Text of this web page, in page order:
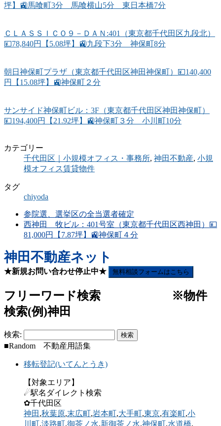
坪】🚉馬喰町3分 馬喰横山5分 東日本橋7分
ＣＬＡＳＳＩＣＯ９－ＤＡＮ:401（東京都千代田区九段北）
💴78,840円【5.08坪】🚉九段下3分 神保町8分
朝日神保町プラザ（東京都千代田区神田神保町）💴140,400
円【15.08坪】🚉神保町２分
サンサイド神保町ビル：3F（東京都千代田区神田神保町）
💴194,400円【21.92坪】🚉神保町３分 小川町10分
カテゴリー
千代田区｜小規模オフィス・事務所, 神田不動産, 小規
模オフィス賃貸物件
タグ
chiyoda
参院選、選挙区の全当選者確定
西神田 牧ビル：401号室（東京都千代田区西神田）💴
81,000円【7.87坪】🚉神保町４分
神田不動産ネット
★新規お問い合わせ停止中★ 無料相談フォームはこちら
フリーワード検索 ※物件
検索(例)神田
検索:
■Random 不動産用語集
移転登記(いてんとうき)
【対象エリア】
☄駅名ダイレクト検索
✿千代田区
神田 ,秋葉原,末広町,岩本町,大手町,東京,有楽町,小
川町,淡路町,御茶ノ水,新御茶ノ水,神保町,水道橋,